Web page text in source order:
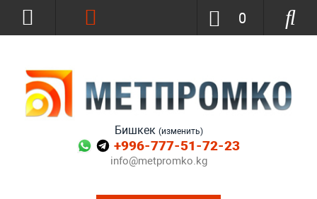
Бишкек (изменить)
+996-777-51-72-23
info@metpromko.kg
0